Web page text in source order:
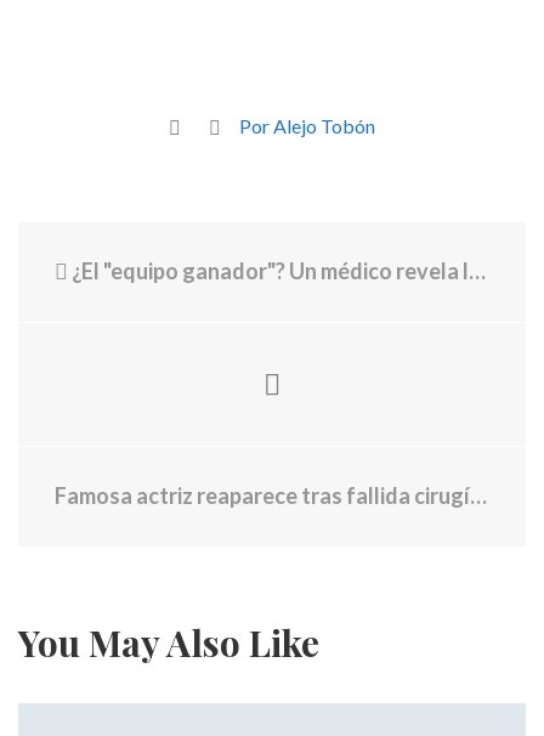
Por Alejo Tobón
¿El "equipo ganador"? Un médico revela los beneficios del arroz con huevo
Famosa actriz reaparece tras fallida cirugía plástica; su rostro terminó desfigurado: “Quedó hundido”
You May Also Like